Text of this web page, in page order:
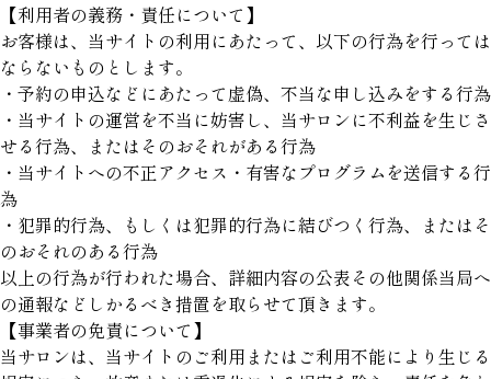
【利用者の義務・責任について】
お客様は、当サイトの利用にあたって、以下の行為を行っては
ならないものとします。
・予約の申込などにあたって虚偽、不当な申し込みをする行為
・当サイトの運営を不当に妨害し、当サロンに不利益を生じさ
せる行為、またはそのおそれがある行為
・当サイトへの不正アクセス・有害なプログラムを送信する行
為
・犯罪的行為、もしくは犯罪的行為に結びつく行為、またはそ
のおそれのある行為
以上の行為が行われた場合、詳細内容の公表その他関係当局へ
の通報などしかるべき措置を取らせて頂きます。
【事業者の免責について】
当サロンは、当サイトのご利用またはご利用不能により生じる